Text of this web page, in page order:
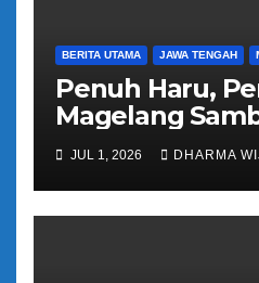
BERITA UTAMA JAWA TENGAH
Penuh Haru,
Magelang
Kepulangan
Kloter 81
JUL 1, 2026 DHARMA